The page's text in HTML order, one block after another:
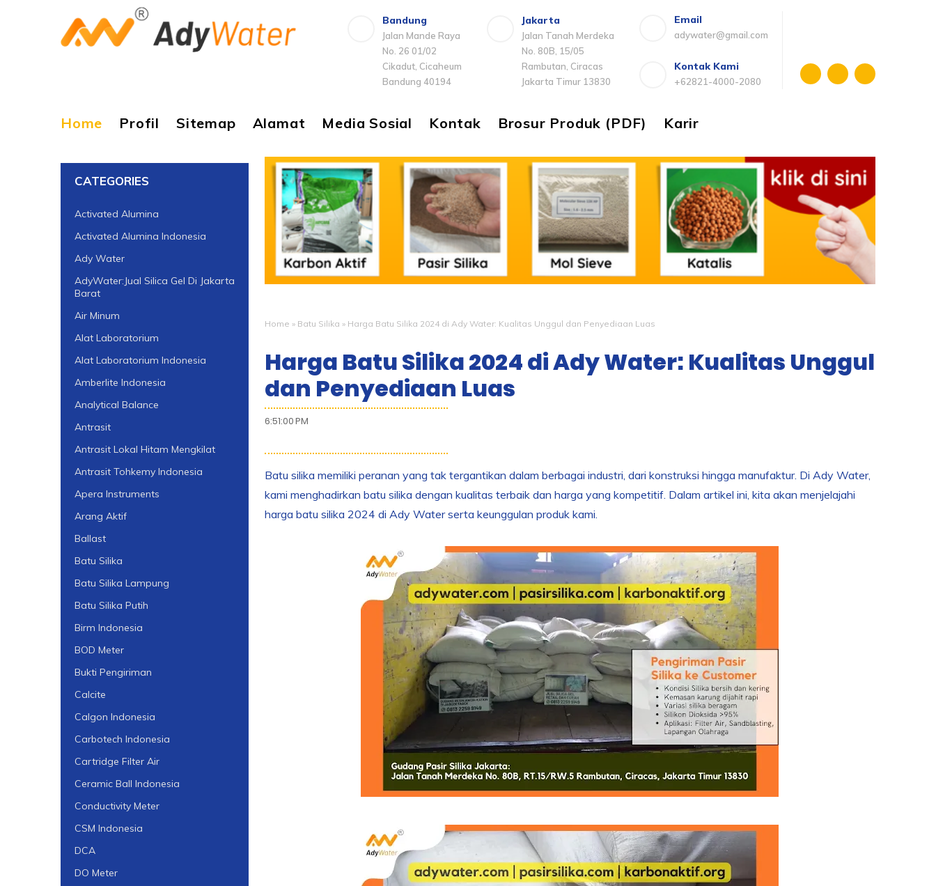
Bandung
Jalan Mande Raya
No. 26 01/02
Cikadut, Cicaheum
Bandung 40194
Jakarta
Jalan Tanah Merdeka
No. 80B, 15/05
Rambutan, Ciracas
Jakarta Timur 13830
Email
adywater@gmail.com
Kontak Kami
+62821-4000-2080
Home Profil Sitemap Alamat Media Sosial Kontak Brosur Produk (PDF) Karir
Home » Batu Silika » Harga Batu Silika 2024 di Ady Water: Kualitas Unggul dan Penyediaan Luas
Harga Batu Silika 2024 di Ady Water: Kualitas Unggul
dan Penyediaan Luas
6:51:00 PM
Batu silika memiliki peranan yang tak tergantikan dalam berbagai industri, dari konstruksi hingga manufaktur. Di Ady Water,
kami menghadirkan batu silika dengan kualitas terbaik dan harga yang kompetitif. Dalam artikel ini, kita akan menjelajahi
harga batu silika 2024 di Ady Water serta keunggulan produk kami.
CATEGORIES
Activated Alumina
Activated Alumina Indonesia
Ady Water
AdyWater:Jual Silica Gel Di Jakarta
Barat
Air Minum
Alat Laboratorium
Alat Laboratorium Indonesia
Amberlite Indonesia
Analytical Balance
Antrasit
Antrasit Lokal Hitam Mengkilat
Antrasit Tohkemy Indonesia
Apera Instruments
Arang Aktif
Ballast
Batu Silika
Batu Silika Lampung
Batu Silika Putih
Birm Indonesia
BOD Meter
Bukti Pengiriman
Calcite
Calgon Indonesia
Carbotech Indonesia
Cartridge Filter Air
Ceramic Ball Indonesia
Conductivity Meter
CSM Indonesia
DCA
DO Meter